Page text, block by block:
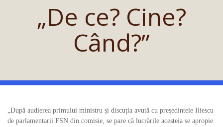
„De ce? Cine?
Când?”
„După audierea primului ministru și discuția avută cu președintele Iliescu
de parlamentarii FSN din comisie, se pare că lucrările acesteia se apropie